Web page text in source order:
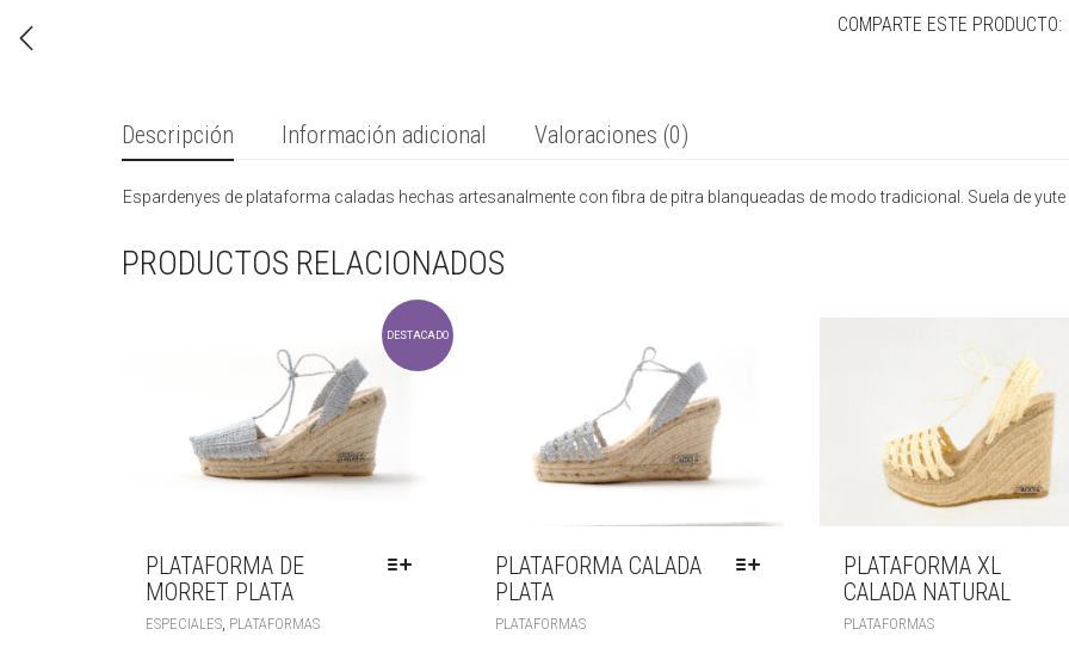
COMPARTE ESTE PRODUCTO:
Descripción Información adicional Valoraciones (0)
Espardenyes de plataforma caladas hechas artesanalmente con fibra de pitra blanqueadas de modo tradicional. Suela de
PRODUCTOS RELACIONADOS
DESTACADO
PLATAFORMA DE
MORRET PLATA
ESPECIALES PLATAFORMAS
PLATAFORMA CALADA
PLATA
PLATAFORMAS
PLATAFORMA XL
CALADA NATURAL
PLATAFORMAS